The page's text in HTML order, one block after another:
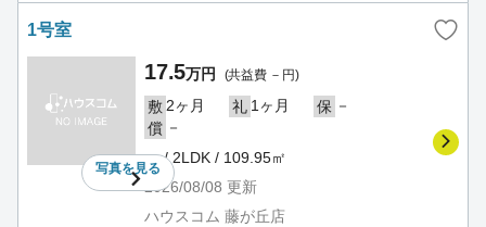
1号室
写真を見る
17.5万円 (共益費 －円)
敷2ヶ月 礼 1ヶ月 保 －
償 －
－ / 2LDK / 109.95㎡
2026/08/08 更新
ハウスコム 藤が丘店